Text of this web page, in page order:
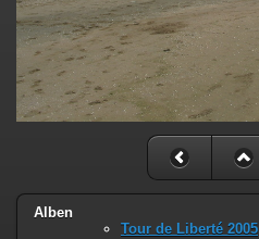
Alben
Tour de Liberté 2005